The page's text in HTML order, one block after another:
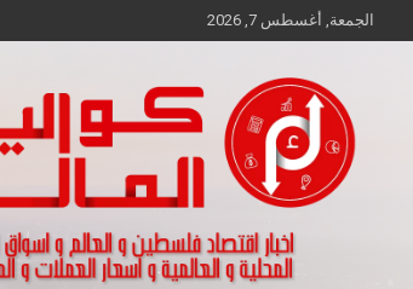
to
الجمعة, أغسطس 7, 2026